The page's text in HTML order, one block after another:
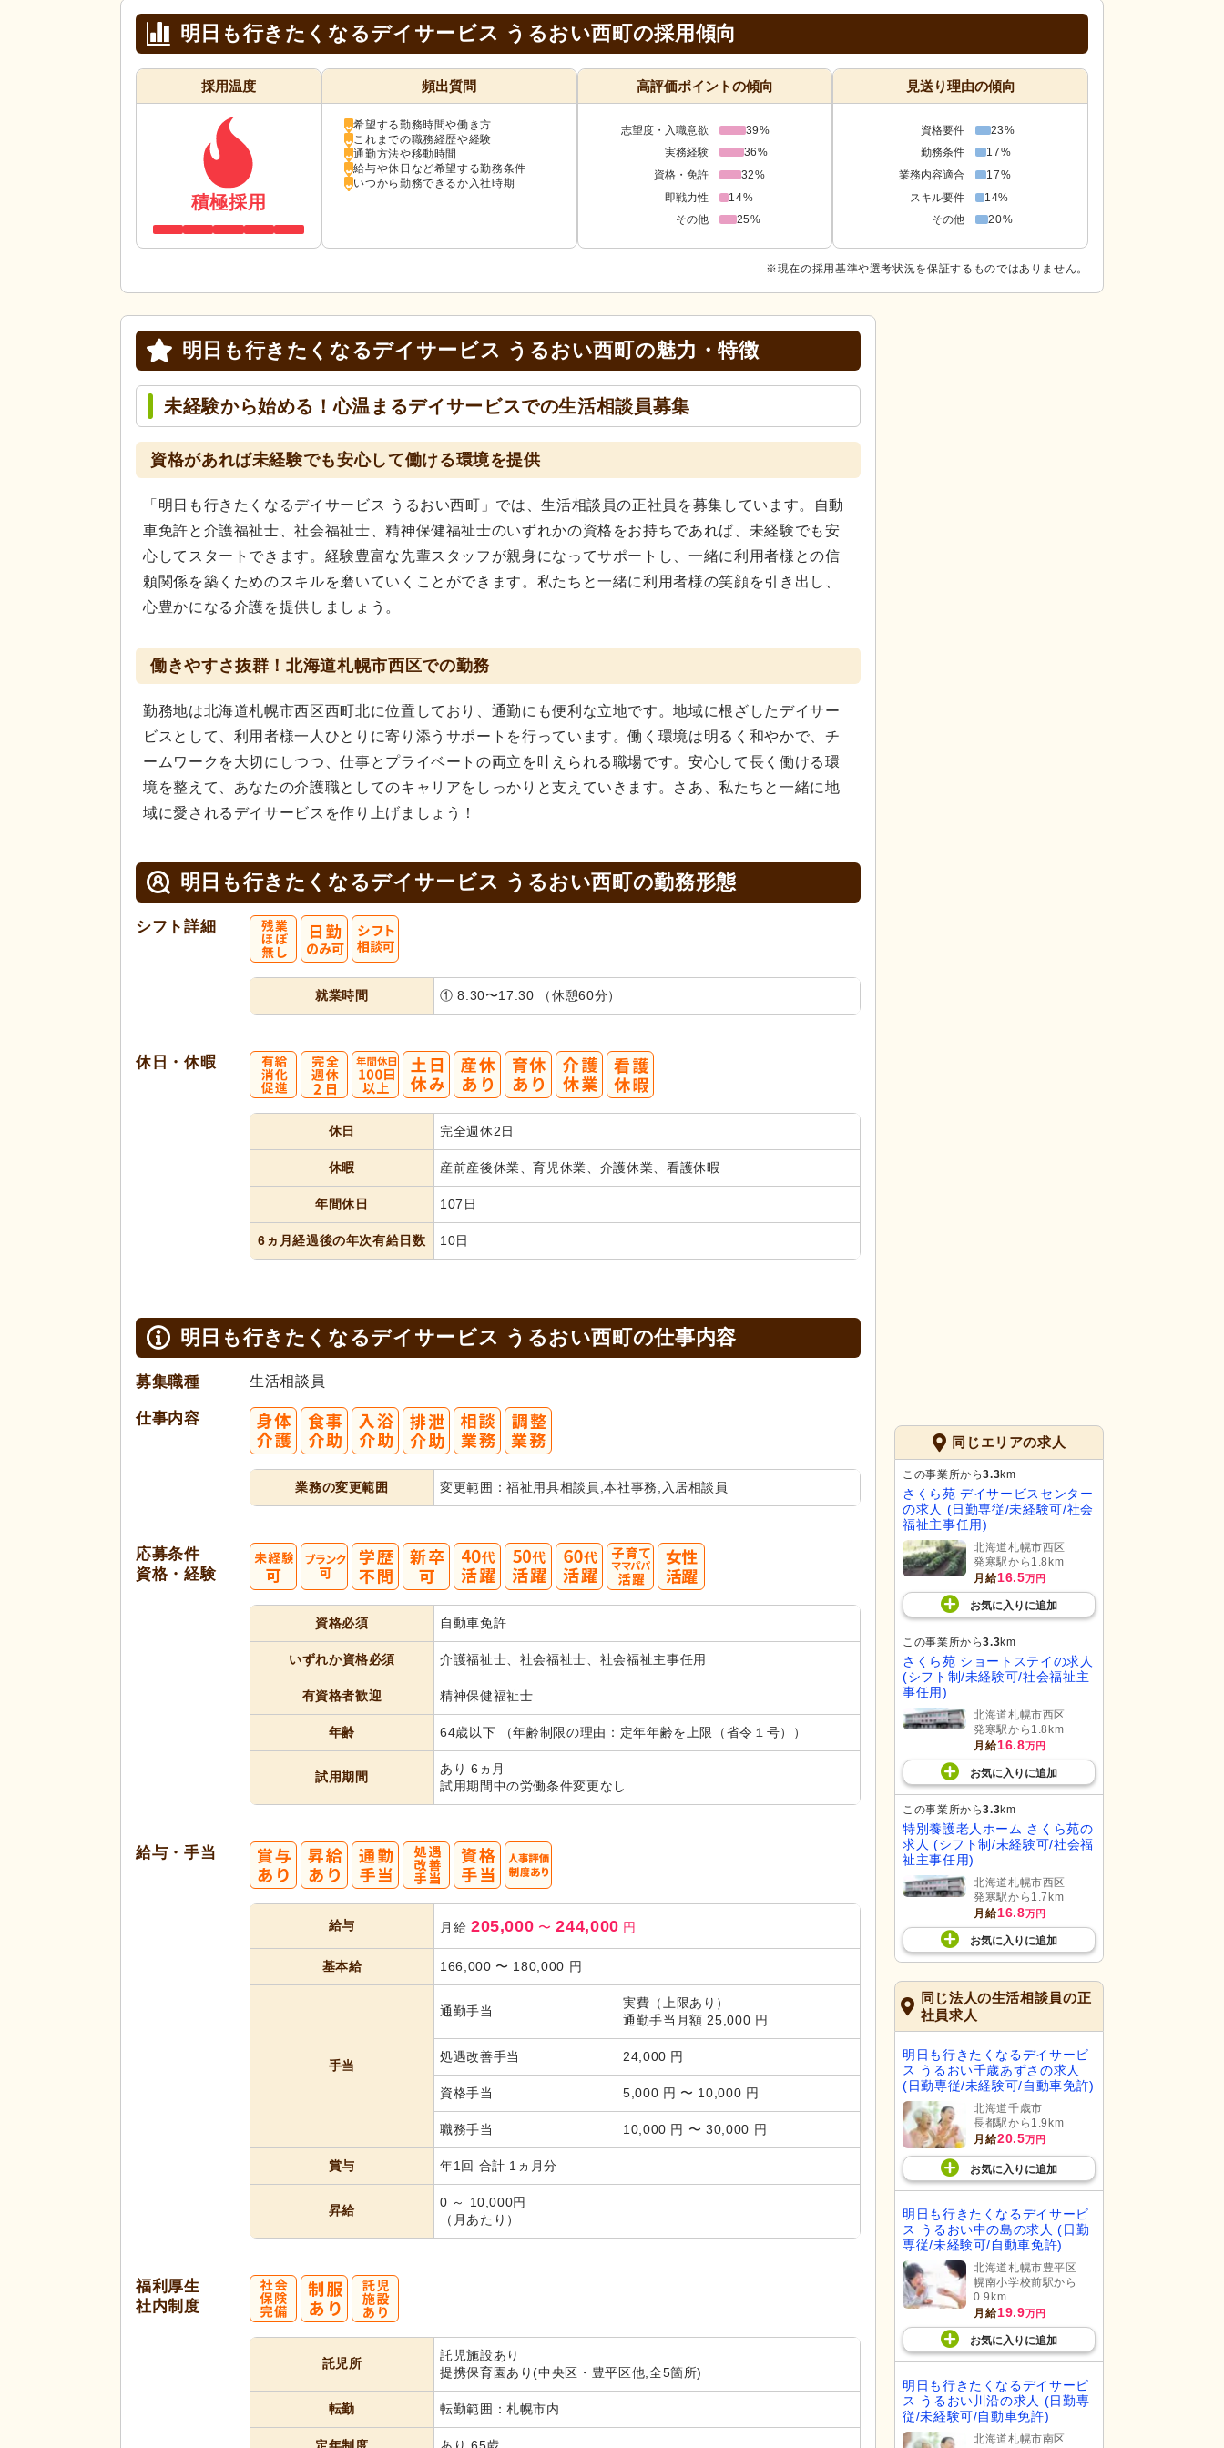
明日も行きたくなるデイサービス うるおい西町の採用傾向
採用温度
積極採用
頻出質問
希望する勤務時間や働き方
これまでの職務経歴や経験
通勤方法や移動時間
給与や休日など希望する勤務条件
いつから勤務できるか入社時期
高評価ポイントの傾向
志望度・入職意欲
39%
実務経験
36%
資格・免許
32%
即戦力性
14%
その他
25%
見送り理由の傾向
資格要件
23%
勤務条件
17%
業務内容適合
17%
スキル要件
14%
その他
20%
※現在の採用基準や選考状況を保証するものではありません。
明日も行きたくなるデイサービス うるおい西町の魅力・特徴
未経験から始める！心温まるデイサービスでの生活相談員募集
資格があれば未経験でも安心して働ける環境を提供
「明日も行きたくなるデイサービス うるおい西町」では、生活相談員の正社員を募集しています。自動
車免許と介護福祉士、社会福祉士、精神保健福祉士のいずれかの資格をお持ちであれば、未経験でも安
心してスタートできます。経験豊富な先輩スタッフが親身になってサポートし、一緒に利用者様との信
頼関係を築くためのスキルを磨いていくことができます。私たちと一緒に利用者様の笑顔を引き出し、
心豊かになる介護を提供しましょう。
働きやすさ抜群！北海道札幌市西区での勤務
勤務地は北海道札幌市西区西町北に位置しており、通勤にも便利な立地です。地域に根ざしたデイサー
ビスとして、利用者様一人ひとりに寄り添うサポートを行っています。働く環境は明るく和やかで、チ
ームワークを大切にしつつ、仕事とプライベートの両立を叶えられる職場です。安心して長く働ける環
境を整えて、あなたの介護職としてのキャリアをしっかりと支えていきます。さあ、私たちと一緒に地
域に愛されるデイサービスを作り上げましょう！
明日も行きたくなるデイサービス うるおい西町の勤務形態
シフト詳細
就業時間 ① 8:30〜17:30 （休憩60分）
休日・休暇
休日 完全週休2日
休暇 産前産後休業、育児休業、介護休業、看護休暇
年間休日 107日
6ヵ月経過後の年次有給日数 10日
明日も行きたくなるデイサービス うるおい西町の仕事内容
募集職種 生活相談員
仕事内容
業務の変更範囲 変更範囲：福祉用具相談員,本社事務,入居相談員
応募条件
資格・経験
資格必須 自動車免許
いずれか資格必須 介護福祉士、社会福祉士、社会福祉主事任用
有資格者歓迎 精神保健福祉士
年齢 64歳以下 （年齢制限の理由：定年年齢を上限（省令１号））
試用期間
あり 6ヵ月
試用期間中の労働条件変更なし
給与・手当
給与 月給 205,000 〜 244,000 円
基本給 166,000 〜 180,000 円
手当
通勤手当
実費（上限あり）
通勤手当月額 25,000 円
処遇改善手当 24,000 円
資格手当 5,000 円 〜 10,000 円
職務手当 10,000 円 〜 30,000 円
賞与 年1回 合計 1ヵ月分
昇給
0 ～ 10,000円
（月あたり）
福利厚生
社内制度
託児所
託児施設あり
提携保育園あり(中央区・豊平区他,全5箇所)
転勤 転勤範囲：札幌市内
同じエリアの求人
この事業所から3.3km
さくら苑 デイサービスセンター
の求人 (日勤専従/未経験可/社会
福祉主事任用)
北海道札幌市西区
発寒駅から1.8km
月給16.5万円
お気に入り に追加
この事業所から3.3km
さくら苑 ショートステイの求人
(シフト制/未経験可/社会福祉主
事任用)
北海道札幌市西区
発寒駅から1.8km
月給16.8万円
お気に入り に追加
この事業所から3.3km
特別養護老人ホーム さくら苑の
求人 (シフト制/未経験可/社会福
祉主事任用)
北海道札幌市西区
発寒駅から1.7km
月給16.8万円
お気に入り に追加
同じ法人の生活相談員の正
社員求人
明日も行きたくなるデイサービ
ス うるおい千歳あずさの求人
(日勤専従/未経験可/自動車免許)
北海道千歳市
長都駅から1.9km
月給20.5万円
お気に入り に追加
明日も行きたくなるデイサービ
ス うるおい中の島の求人 (日勤
専従/未経験可/自動車免許)
北海道札幌市豊平区
幌南小学校前駅から
0.9km
月給19.9万円
お気に入り に追加
明日も行きたくなるデイサービ
ス うるおい川沿の求人 (日勤専
従/未経験可/自動車免許)
北海道札幌市南区